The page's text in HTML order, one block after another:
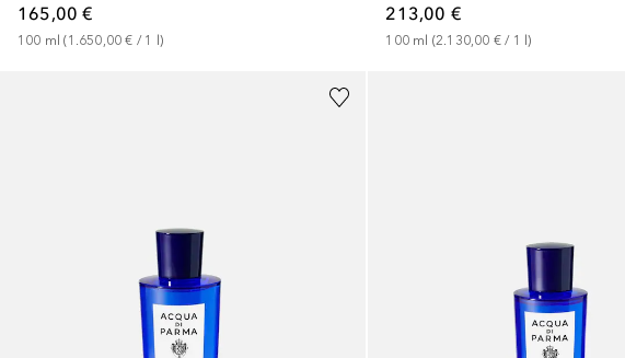
165,00 €
100 ml (1.650,00 € / 1 l)
213,00 €
100 ml (2.130,00 € / 1 l)
2 Größen 2 Größen